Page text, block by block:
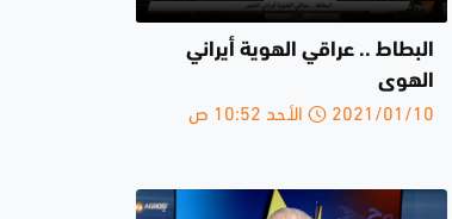
البطاط .. عراقي الهوية أيراني
الهوى
2021/01/10 الأحد 10:52 ص